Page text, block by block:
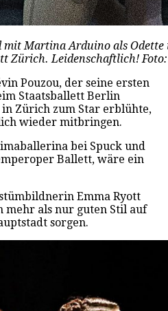
mit Martina Arduino als Odette
Zürich. Leidenschaftlich!
Pouzou, der seine ersten
Staatsballett Berlin
Zürich zum Star erblühte,
wieder mitbringen.
bei Spuck und
Ballett, wäre ein
Emma Ryott
als nur guten Stil auf
sorgen.